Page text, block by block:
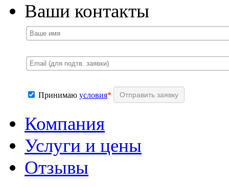
Ваши контакты
Принимаю условия*
Компания
Услуги и цены
Отзывы